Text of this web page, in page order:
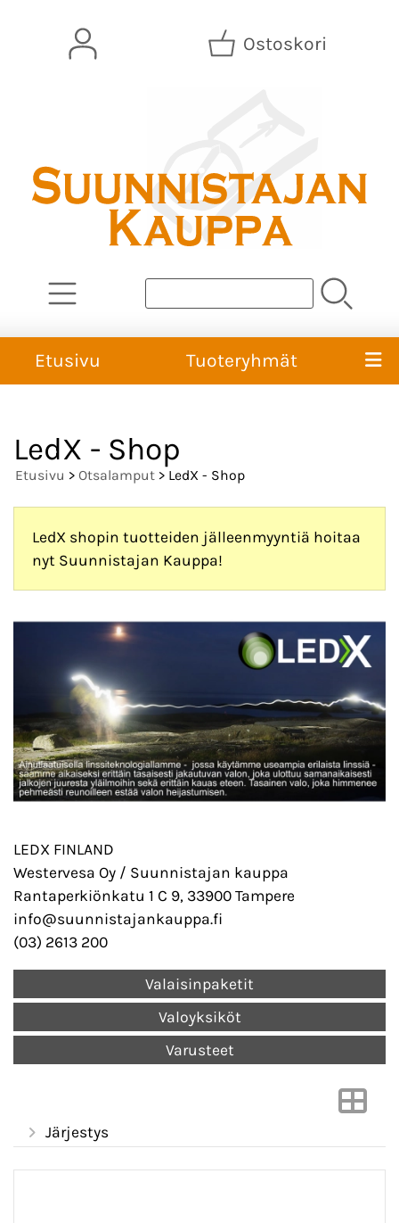
Ostoskori
Etusivu Tuoteryhmät
LedX - Shop
Etusivu > Otsalamput > LedX - Shop
LedX shopin tuotteiden jälleenmyyntiä hoitaa
nyt Suunnistajan Kauppa!
LEDX FINLAND
Westervesa Oy / Suunnistajan kauppa
Rantaperkiönkatu 1 C 9, 33900 Tampere
info@suunnistajankauppa.fi
(03) 2613 200
Valaisinpaketit
Valoyksiköt
Varusteet
Järjestys